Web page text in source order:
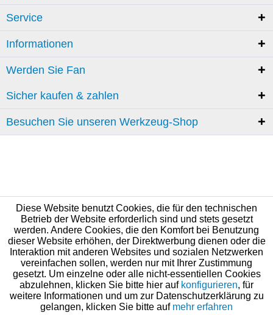
Service
Informationen
Werden Sie Fan
Sicher kaufen & zahlen
Besuchen Sie unseren Werkzeug-Shop
Diese Website benutzt Cookies, die für den technischen
Betrieb der Website erforderlich sind und stets gesetzt
werden. Andere Cookies, die den Komfort bei Benutzung
dieser Website erhöhen, der Direktwerbung dienen oder die
Interaktion mit anderen Websites und sozialen Netzwerken
vereinfachen sollen, werden nur mit Ihrer Zustimmung
gesetzt. Um einzelne oder alle nicht-essentiellen Cookies
abzulehnen, klicken Sie bitte hier auf konfigurieren, für
weitere Informationen und um zur Datenschutzerklärung zu
gelangen, klicken Sie bitte auf mehr erfahren